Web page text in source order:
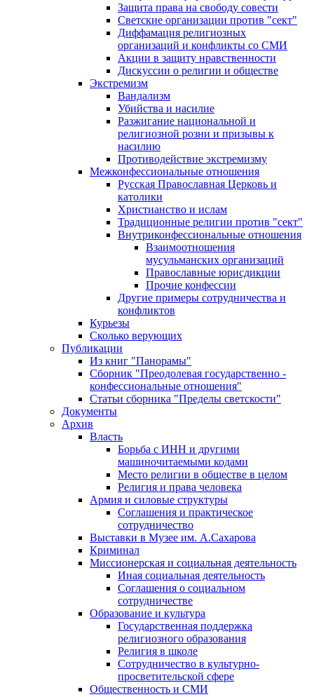
Защита права на свободу совести
Светские организации против "сект"
Диффамация религиозных
организаций и конфликты со СМИ
Акции в защиту нравственности
Дискуссии о религии и обществе
Экстремизм
Вандализм
Убийства и насилие
Разжигание национальной и
религиозной розни и призывы к
насилию
Противодействие экстремизму
Межконфессиональные отношения
Русская Православная Церковь и
католики
Христианство и ислам
Традиционные религии против "сект"
Внутриконфессиональные отношения
Взаимоотношения
мусульманских организаций
Православные юрисдикции
Прочие конфессии
Другие примеры сотрудничества и
конфликтов
Курьезы
Сколько верующих
Публикации
Из книг "Панорамы"
Сборник "Преодолевая государственно -
конфессиональные отношения"
Статьи сборника "Пределы светскости"
Документы
Архив
Власть
Борьба с ИНН и другими
машиночитаемыми кодами
Место религии в обществе в целом
Религия и права человека
Армия и силовые структуры
Соглашения и практическое
сотрудничество
Выставки в Музее им. А.Сахарова
Криминал
Миссионерская и социальная деятельность
Иная социальная деятельность
Соглашения о социальном
сотрудничестве
Образование и культура
Государственная поддержка
религиозного образования
Религия в школе
Сотрудничество в культурно-
просветительской сфере
Общественность и СМИ